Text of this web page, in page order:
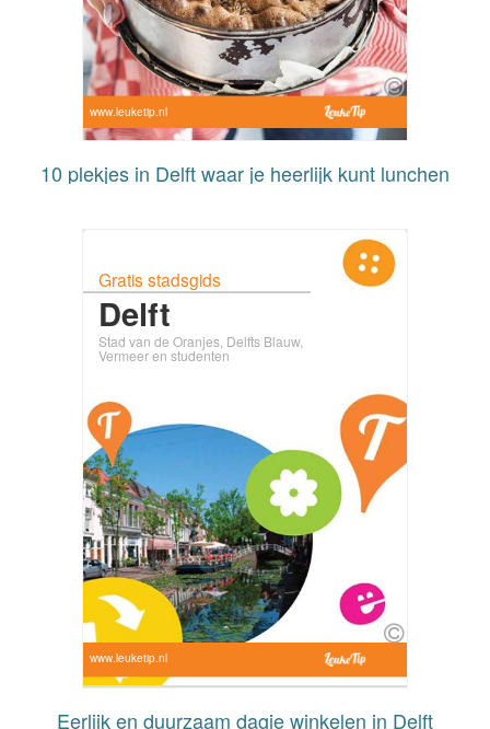
www.leuketip.nl
10 plekjes in Delft waar je heerlijk kunt lunchen
Gratis stadsgids
Delft
Stad van de Oranjes, Delfts Blauw,
Vermeer en studenten
www.leuketip.nl
Eerlijk en duurzaam dagje winkelen in Delft